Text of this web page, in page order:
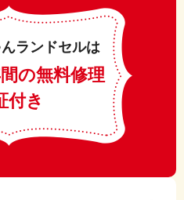
ランドセルは
の無料修理
付き